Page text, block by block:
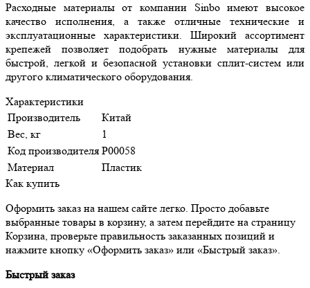
Расходные материалы от компании Sinbo имеют высокое
качество исполнения, а также отличные технические и
эксплуатационные характеристики. Широкий ассортимент
крепежей позволяет подобрать нужные материалы для
быстрой, легкой и безопасной установки сплит-систем или
другого климатического оборудования.
Характеристики
Производитель
Китай
Вес, кг
1
Код производителя Р00058
Материал
Пластик
Как купить
Оформить заказ на нашем сайте легко. Просто добавьте
выбранные товары в корзину, а затем перейдите на страницу
Корзина, проверьте правильность заказанных позиций и
нажмите кнопку «Оформить заказ» или «Быстрый заказ».
Быстрый заказ